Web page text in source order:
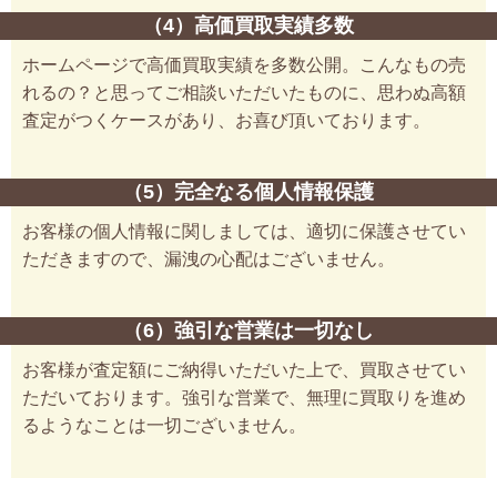
（4）高価買取実績多数
ホームページで高価買取実績を多数公開。こんなもの売
れるの？と思ってご相談いただいたものに、思わぬ高額
査定がつくケースがあり、お喜び頂いております。
（5）完全なる個人情報保護
お客様の個人情報に関しましては、適切に保護させてい
ただきますので、漏洩の心配はございません。
（6）強引な営業は一切なし
お客様が査定額にご納得いただいた上で、買取させてい
ただいております。強引な営業で、無理に買取りを進め
るようなことは一切ございません。